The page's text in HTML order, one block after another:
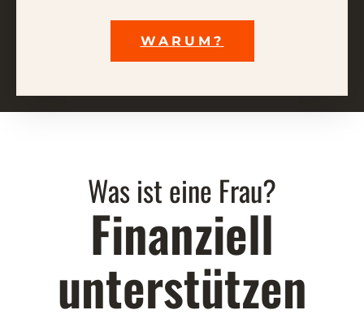
WARUM?
Was ist eine Frau?
Finanziell
unterstützen